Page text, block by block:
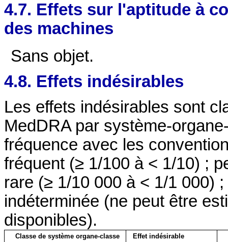
4.7. Effets sur l'aptitude à
des machines
Sans objet.
4.8. Effets indésirables
Les effets indésirables sont
MedDRA par système-
fréquence avec les
fréquent (≥ 1/100 à < 1/10) ;
rare (≥ 1/10 000 à < 1/1 000)
indéterminée (ne peut être
disponibles).
Classe de système organe-classe Effet indésirable